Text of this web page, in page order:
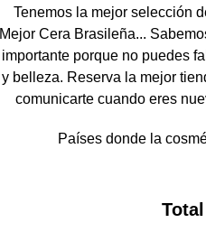
Tenemos la mejor selección
Mejor Cera Brasileña...
importante porque no puedes
y belleza. Reserva la mejor
comunicarte cuando eres
Países donde la